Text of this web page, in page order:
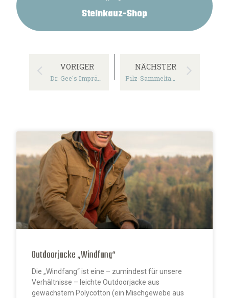
Steinkauz-Shop
VORIGER NÄCHSTER
Outdoorjacke „Windfang“
Die „Windfang“ ist eine – zumindest für unsere
Verhältnisse – leichte Outdoorjacke aus
gewachstem Polycotton (ein Mischgewebe aus